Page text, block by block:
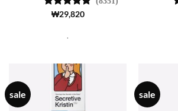
5 중에서
₩29,820
.
sale sale